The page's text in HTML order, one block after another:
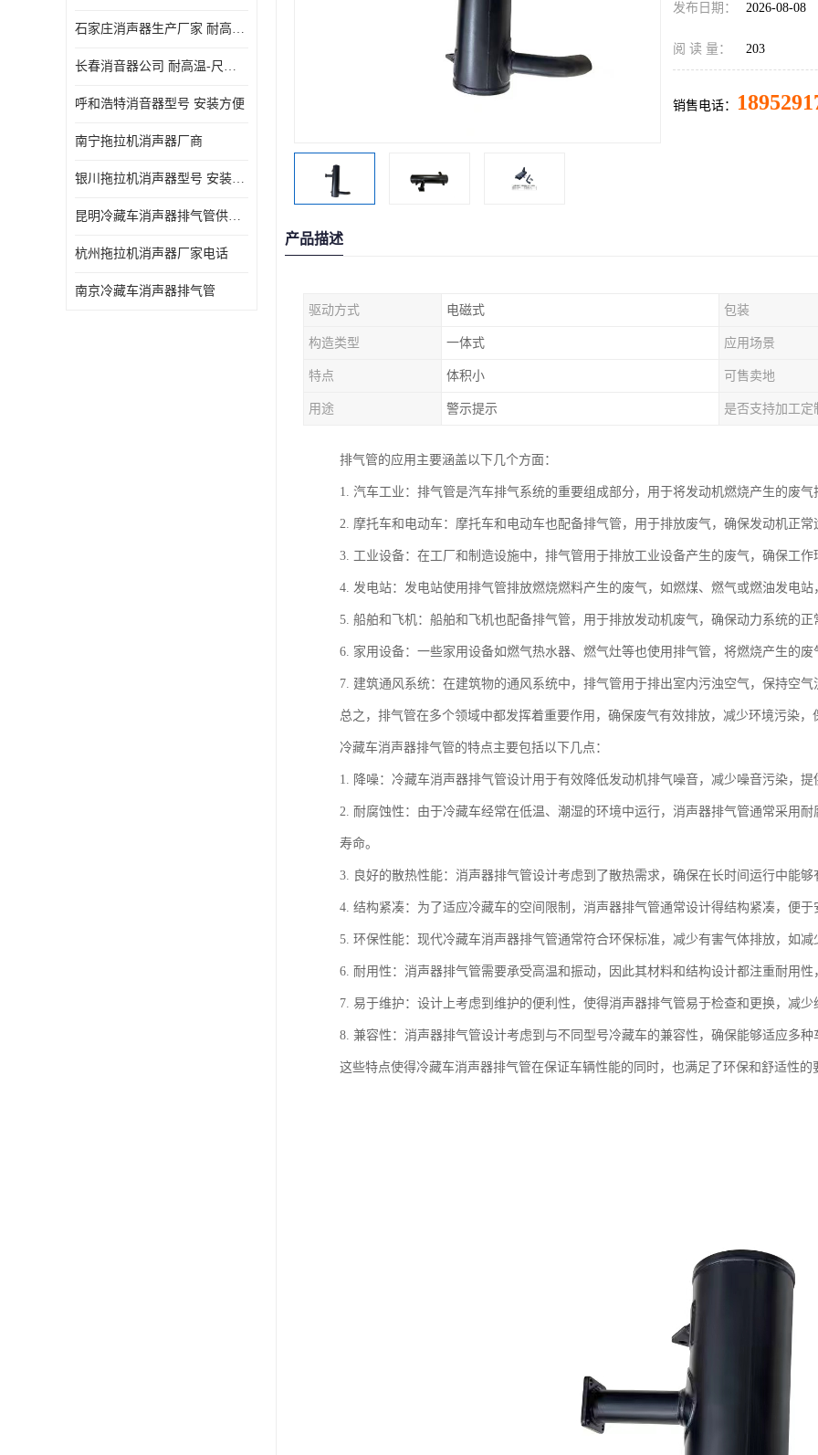
石家庄消声器生产厂家 耐高温-尺寸可定制
长春消音器公司 耐高温-尺寸可定制
呼和浩特消音器型号 安装方便
南宁拖拉机消声器厂商
银川拖拉机消声器型号 安装方便
昆明冷藏车消声器排气管供货商 可定制
杭州拖拉机消声器厂家电话
南京冷藏车消声器排气管
发布日期： 2026-08-08
阅 读 量： 203
销售电话：
产品描述
驱动方式 电磁式 包装
构造类型 一体式 应用场景
特点 体积小 可售卖地
用途 警示提示 是否支持加工定
排气管的应用主要涵盖以下几个方面：
1. 汽车工业：排气管是汽车排气系统的重要组成部分，用于将发动机燃烧产生的废
2. 摩托车和电动车：摩托车和电动车也配备排气管，用于排放废气，确保发动机正
3. 工业设备：在工厂和制造设施中，排气管用于排放工业设备产生的废气，确保工
4. 发电站：发电站使用排气管排放燃烧燃料产生的废气，如燃煤、燃气或燃油发电
5. 船舶和飞机：船舶和飞机也配备排气管，用于排放发动机废气，确保动力系统的正
6. 家用设备：一些家用设备如燃气热水器、燃气灶等也使用排气管，将燃烧产生的
7. 建筑通风系统：在建筑物的通风系统中，排气管用于排出室内污浊空气，保持空
总之，排气管在多个领域中都发挥着重要作用，确保废气有效排放，减少环境污染
冷藏车消声器排气管的特点主要包括以下几点：
1. 降噪：冷藏车消声器排气管设计用于有效降低发动机排气噪音，减少噪音污染，
2. 耐腐蚀性：由于冷藏车经常在低温、潮湿的环境中运行，消声器排气管通常采用
寿命。
3. 良好的散热性能：消声器排气管设计考虑到了散热需求，确保在长时间运行中能
4. 结构紧凑：为了适应冷藏车的空间限制，消声器排气管通常设计得结构紧凑，便于
5. 环保性能：现代冷藏车消声器排气管通常符合环保标准，减少有害气体排放，如
6. 耐用性：消声器排气管需要承受高温和振动，因此其材料和结构设计都注重耐用
7. 易于维护：设计上考虑到维护的便利性，使得消声器排气管易于检查和更换，减
8. 兼容性：消声器排气管设计考虑到与不同型号冷藏车的兼容性，确保能够适应多
这些特点使得冷藏车消声器排气管在保证车辆性能的同时，也满足了环保和舒适性的